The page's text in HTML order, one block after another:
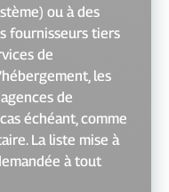
ou à des
fournisseurs tiers
de
les
de
échéant, comme
La liste mise à
à tout